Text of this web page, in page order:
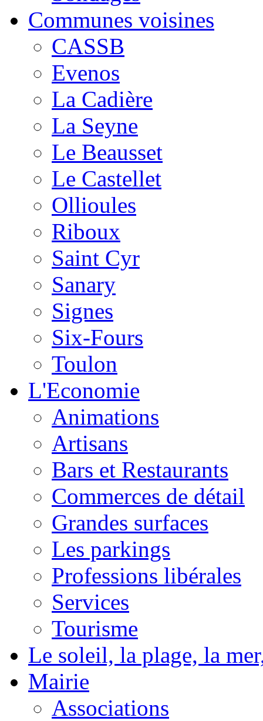
Communes voisines
CASSB
Evenos
La Cadière
La Seyne
Le Beausset
Le Castellet
Ollioules
Riboux
Saint Cyr
Sanary
Signes
Six-Fours
Toulon
L'Economie
Animations
Artisans
Bars et Restaurants
Commerces de détail
Grandes surfaces
Les parkings
Professions libérales
Services
Tourisme
Le soleil, la plage, la
Mairie
Associations